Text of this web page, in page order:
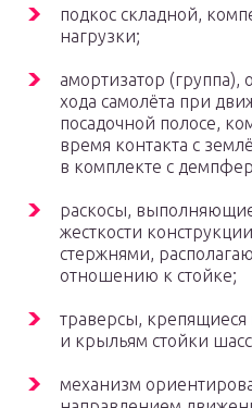
подкос складной,
нагрузки;
амортизатор (группа),
хода самолёта при
посадочной полосе,
время контакта с
в комплекте с
раскосы,
жесткости
стержнями,
отношению к стойке;
траверсы,
и крыльям стойки
механизм